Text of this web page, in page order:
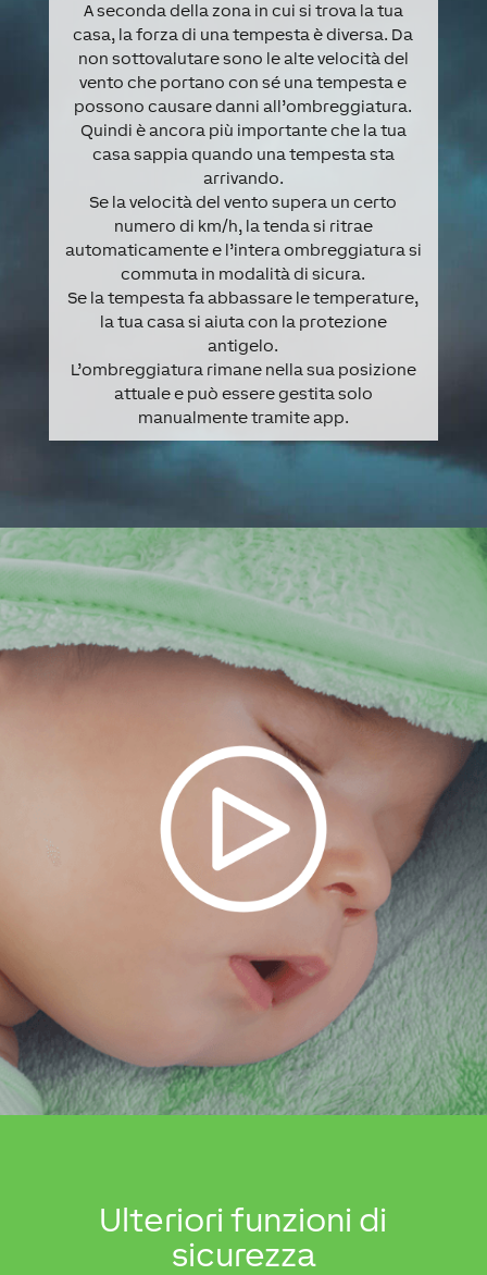
A seconda della zona in cui si trova la tua
casa, la forza di una tempesta è diversa. Da
non sottovalutare sono le alte velocità del
vento che portano con sé una tempesta e
possono causare danni all’ombreggiatura.
Quindi è ancora più importante che la tua
casa sappia quando una tempesta sta
arrivando.
Se la velocità del vento supera un certo
numero di km/h, la tenda si ritrae
automaticamente e l’intera ombreggiatura si
commuta in modalità di sicura.
Se la tempesta fa abbassare le temperature,
la tua casa si aiuta con la protezione
antigelo.
L’ombreggiatura rimane nella sua posizione
attuale e può essere gestita solo
manualmente tramite app.
Ulteriori funzioni di
sicurezza